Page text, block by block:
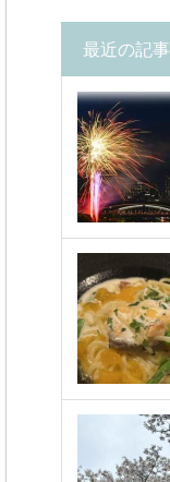
最近の記事